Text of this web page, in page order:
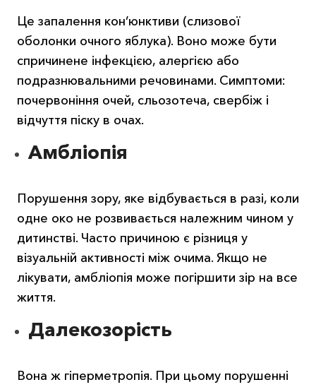
Це запалення кон’юнктиви (слизової
оболонки очного яблука). Воно може бути
спричинене інфекцією, алергією або
подразнювальними речовинами. Симптоми:
почервоніння очей, сльозотеча, свербіж і
відчуття піску в очах.
Амбліопія
Порушення зору, яке відбувається в разі, коли
одне око не розвивається належним чином у
дитинстві. Часто причиною є різниця у
візуальній активності між очима. Якщо не
лікувати, амбліопія може погіршити зір на все
життя.
Далекозорість
Вона ж гіперметропія. При цьому порушенні